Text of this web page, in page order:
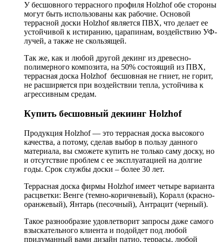
У бесшовного террасного профиля Holzhof обе стороны
могут быть использованы как рабочие. Основой
террасной доски Holzhof является ПВХ, что делает ее
устойчивой к истиранию, царапинам, воздействию УФ-
лучей, а также не скользящей.
Так же, как и любой другой декинг из древесно-
полимерного композита, на 50% состоящий из ПВХ,
террасная доска Holzhof бесшовная не гниет, не горит,
не расширяется при воздействии тепла, устойчива к
агрессивным средам.
Купить бесшовный декиинг Holzhof
Продукция Holzhof — это террасная доска высокого
качества, а потому, сделав выбор в пользу данного
материала, вы сможете купить не только саму доску, но
и отсутствие проблем с ее эксплуатацией на долгие
годы. Срок службы доски – более 30 лет.
Террасная доска фирмы Holzhof имеет четыре варианта
расцветки: Венге (темно-коричневый), Коралл (красно-
оранжевый), Янтарь (песочный), Антрацит (черный).
Такое разнообразие удовлетворит запросы даже самого
взыскательного клиента и подойдет под любой
придуманный вами дизайн патио, террасы, любой